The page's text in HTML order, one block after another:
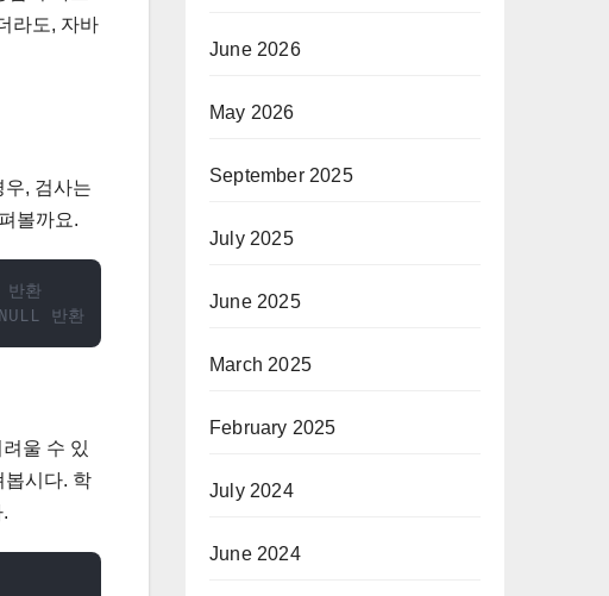
라도, 자바
, 검사는
볼까요.
환
반환
울 수 있
봅시다. 학
June 2026
May 2026
September 2025
July 2025
June 2025
March 2025
February 2025
July 2024
June 2024